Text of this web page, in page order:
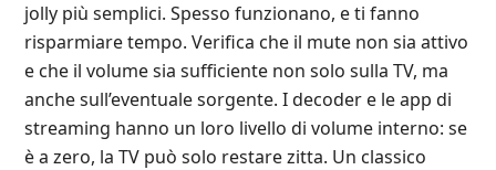
jolly più semplici. Spesso funzionano, e ti fanno
risparmiare tempo. Verifica che il mute non sia attivo
e che il volume sia sufficiente non solo sulla TV, ma
anche sull’eventuale sorgente. I decoder e le app di
streaming hanno un loro livello di volume interno: se
è a zero, la TV può solo restare zitta. Un classico